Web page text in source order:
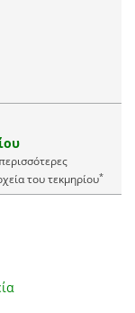
του τεκμηρίου*